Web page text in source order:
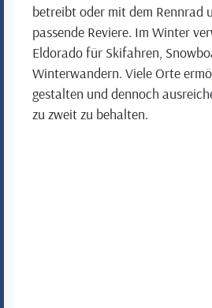
betreibt oder mit dem Rennrad
passende Reviere. Im Winter
Eldorado für Skifahren,
Winterwandern. Viele Orte
gestalten und dennoch
zu zweit zu behalten.